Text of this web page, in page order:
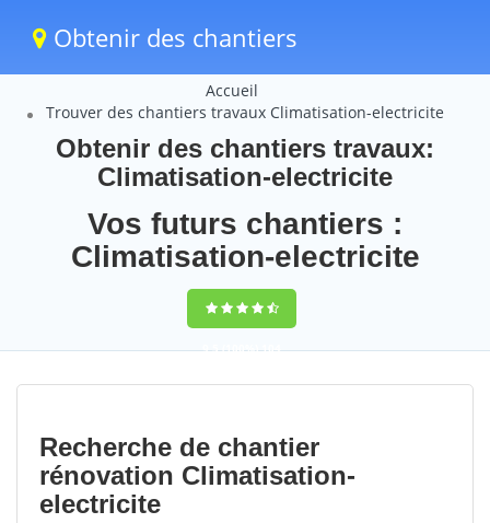
Obtenir des chantiers
Accueil
Trouver des chantiers travaux Climatisation-electricite
Obtenir des chantiers travaux:
Climatisation-electricite
Vos futurs chantiers :
Climatisation-electricite
9,5(100%)104
votes
Recherche de chantier
rénovation Climatisation-
electricite